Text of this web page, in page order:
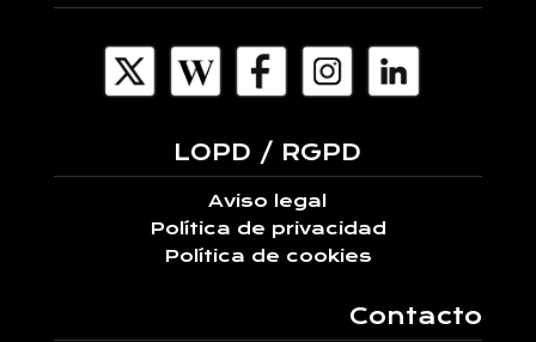
LOPD / RGPD
Aviso legal
Política de privacidad
Política de cookies
Contacto